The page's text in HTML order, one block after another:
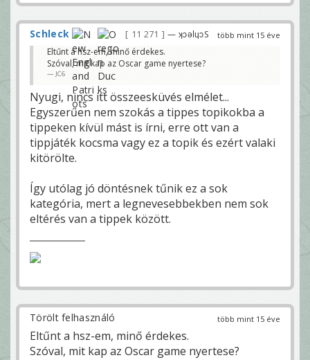
több mint 15 éve
Schleck 11 271 — ʞɔǝlɥɔS
Eltűnt a hsz-em, minő érdekes.
Szóval, mit kap az Oscar game nyertese?
JC6
Nyugi, nincs itt összeesküvés elmélet...
Egyszerűen nem szokás a tippes topikokba a
tippeken kívül mást is írni, erre ott van a
tippjáték kocsma vagy ez a topik és ezért valaki
kitörölte.
Így utólag jó döntésnek tűnik ez a sok
kategória, mert a legnevesebbekben nem sok
eltérés van a tippek között.
több mint 15 éve
Törölt felhasználó
Eltűnt a hsz-em, minő érdekes.
Szóval, mit kap az Oscar game nyertese?